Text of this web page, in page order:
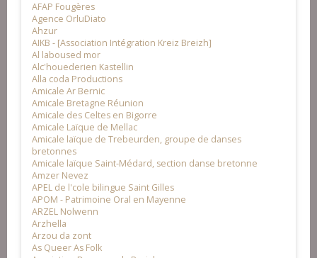
AFAP Fougères
Agence OrluDiato
Ahzur
AIKB - [Association Intégration Kreiz Breizh]
Al laboused mor
Alc'houederien Kastellin
Alla coda Productions
Amicale Ar Bernic
Amicale Bretagne Réunion
Amicale des Celtes en Bigorre
Amicale Laïque de Mellac
Amicale laïque de Trebeurden, groupe de danses
bretonnes
Amicale laïque Saint-Médard, section danse bretonne
Amzer Nevez
APEL de l'cole bilingue Saint Gilles
APOM - Patrimoine Oral en Mayenne
ARZEL Nolwenn
Arzhella
Arzou da zont
As Queer As Folk